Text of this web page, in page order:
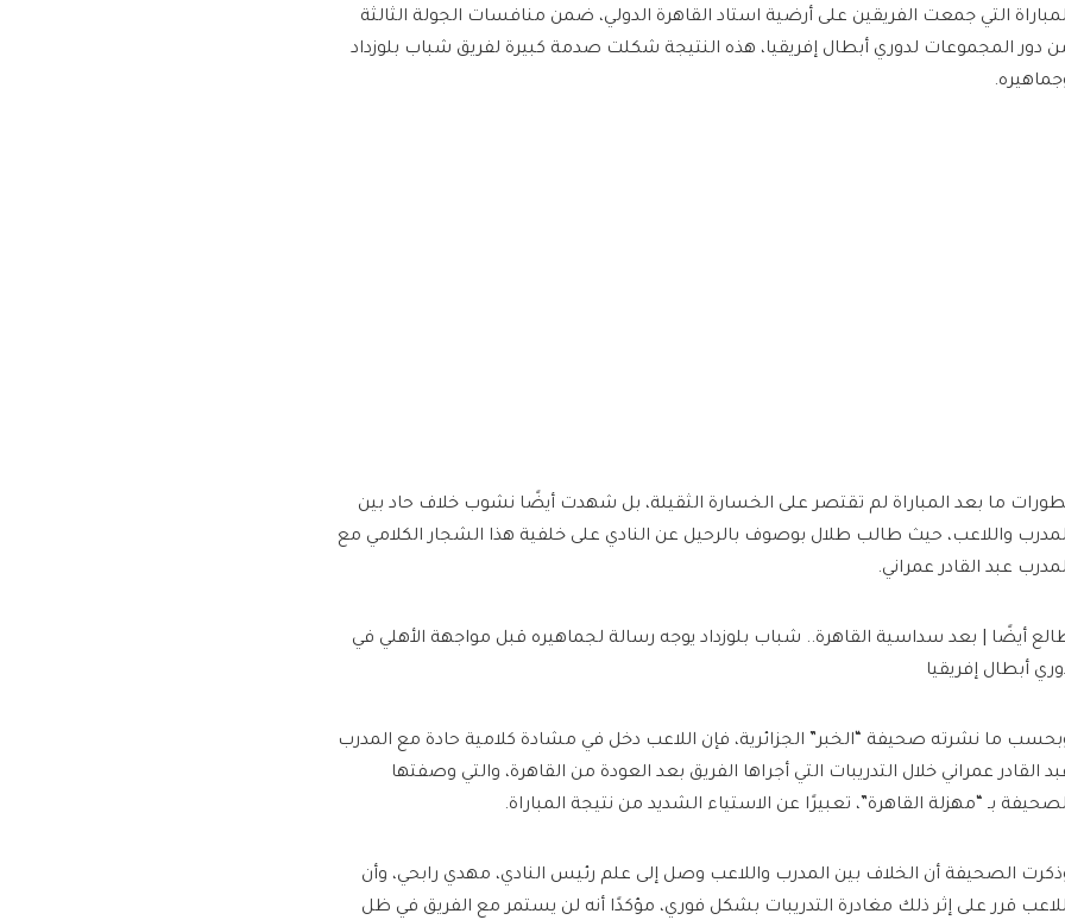
التي جمعت الفريقين على أرضية استاد القاهرة الدولي، ضمن منافسات الجولة الثالثة
دور المجموعات لدوري أبطال إفريقيا، هذه النتيجة شكلت صدمة كبيرة لفريق شباب بلوزداد
ما بعد المباراة لم تقتصر على الخسارة الثقيلة، بل شهدت أيضًا نشوب خلاف حاد بين
واللاعب، حيث طالب طلال بوصوف بالرحيل عن النادي على خلفية هذا الشجار الكلامي مع
عبد القادر عمراني.
أيضًا | بعد سداسية القاهرة.. شباب بلوزداد يوجه رسالة لجماهيره قبل مواجهة الأهلي في
أبطال إفريقيا
ما نشرته صحيفة “الخبر” الجزائرية، فإن اللاعب دخل في مشادة كلامية حادة مع المدرب
القادر عمراني خلال التدريبات التي أجراها الفريق بعد العودة من القاهرة، والتي وصفتها
بـ “مهزلة القاهرة”، تعبيرًا عن الاستياء الشديد من نتيجة المباراة.
الصحيفة أن الخلاف بين المدرب واللاعب وصل إلى علم رئيس النادي، مهدي رابحي، وأن
قرر على إثر ذلك مغادرة التدريبات بشكل فوري، مؤكدًا أنه لن يستمر مع الفريق في ظل